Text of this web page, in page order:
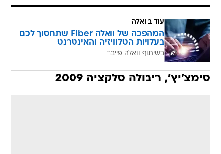
עוד בוואלה
המהפכה של וואלה Fiber שתחסוך לכם
בעלויות הטלוויזיה והאינטרנט
בשיתוף וואלה פייבר
סימצ'יץ', ריבולה סלקציה 2009